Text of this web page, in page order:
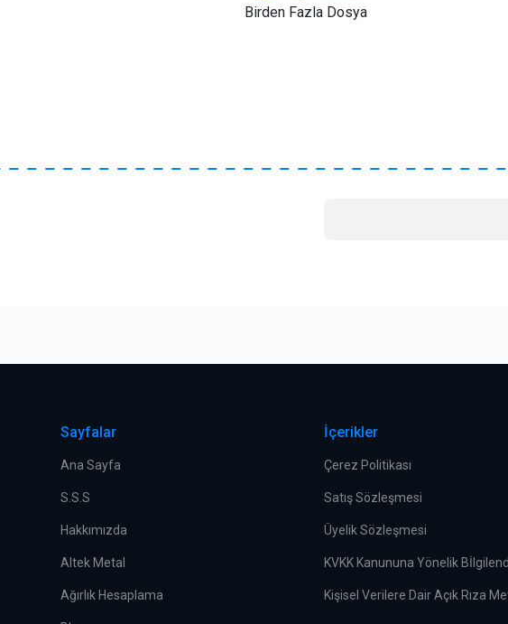
Birden Fazla Dosya
Sayfalar
Ana Sayfa
S.S.S
Hakkımızda
Altek Metal
Ağırlık Hesaplama
İçerikler
Çerez Politikası
Satış Sözleşmesi
Üyelik Sözleşmesi
KVKK Kanununa Yönelik
Kişisel Verilere Dair Açık Rıza